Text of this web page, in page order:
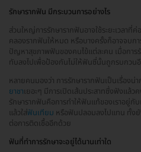
รักษารากฟัน มีกระบวนการอย่างไร
ส่วนใหญ่การรักษารากฟันอาจใช้ระยะเวลาที่
คลองรากฟันให้หมด หรือบางครั้งก็อาจจบก
ปัญหาสุขภาพฟันของคนไข้แต่ละคน เมื่อการ
ทับลงไปเพื่อป้องกันไม่ให้ฟันซี่นั้นถูกรบกวน
หลายคนมองว่า การรักษารากฟันเป็นเรื่อง
ยาชาเยอะๆ มีการเปิดเส้นประสาทซึ่งฟังแล้
รักษารากฟันคือการทำให้ฟันแท้ของเราอยู่กั
แล้วใส่ฟันเทียม หรือฟันปลอมลงไปแทน ทั้ง
ต่อการติดเชื้ออีกด้วย
ฟันที่ทำการรักษาจะอยู่ได้นานเท่าใด